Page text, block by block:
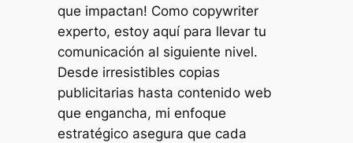
que impactan! Como copywriter
experto, estoy aquí para llevar tu
comunicación al siguiente nivel.
Desde irresistibles copias
publicitarias hasta contenido web
que engancha, mi enfoque
estratégico asegura que cada